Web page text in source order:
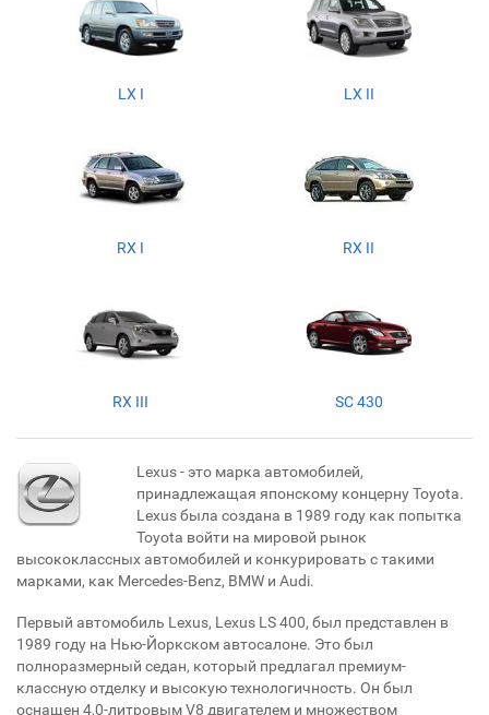
LX I LX II
RX I RX II
RX III SC 430
Lexus - это марка автомобилей,
принадлежащая японскому концерну Toyota.
Lexus была создана в 1989 году как попытка
Toyota войти на мировой рынок
высококлассных автомобилей и конкурировать с такими
марками, как Mercedes-Benz, BMW и Audi.
Первый автомобиль Lexus, Lexus LS 400, был представлен в
1989 году на Нью-Йоркском автосалоне. Это был
полноразмерный седан, который предлагал премиум-
классную отделку и высокую технологичность. Он был
оснащен 4,0-литровым V8 двигателем и множеством